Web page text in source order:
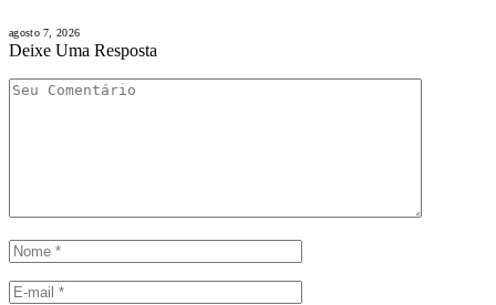
agosto 7, 2026
Deixe Uma Resposta